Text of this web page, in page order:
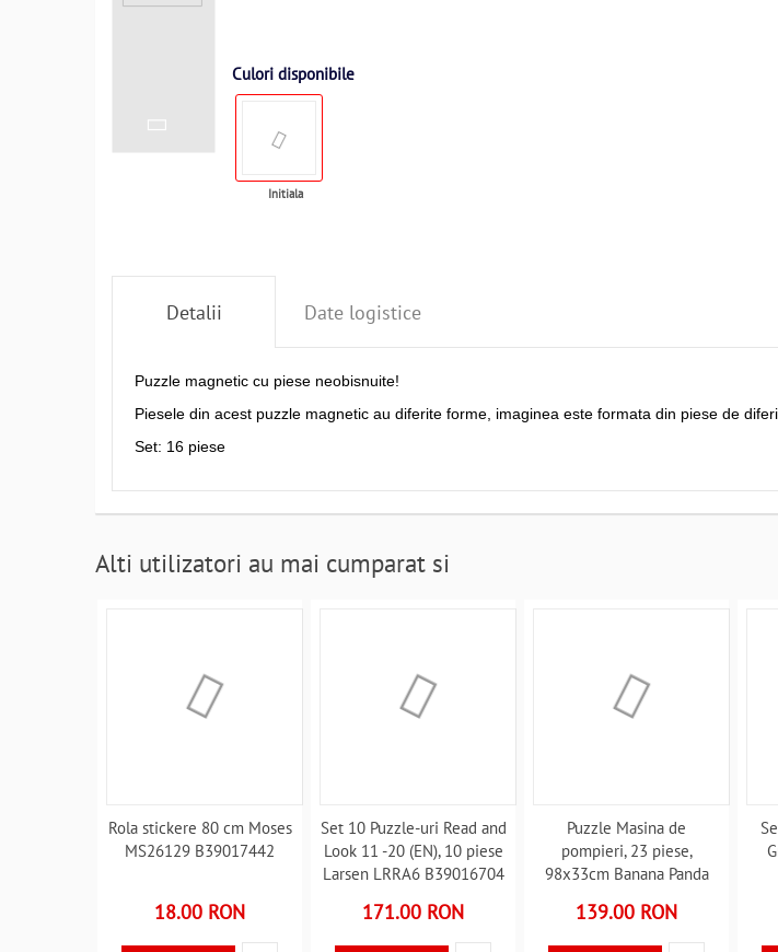
Culori disponibile
Initiala
Detalii Date logistice
Puzzle magnetic cu piese neobisnuite!
Piesele din acest puzzle magnetic au diferite forme, imaginea este formata din piese de
Set: 16 piese
Alti utilizatori au mai cumparat si
Rola stickere 80 cm Moses
MS26129 B39017442
18.00 RON
Set 10 Puzzle-uri Read and
Look 11 -20 (EN), 10 piese
Larsen LRRA6 B39016704
171.00 RON
Puzzle Masina de
pompieri, 23 piese,
98x33cm Banana Panda
139.00 RON